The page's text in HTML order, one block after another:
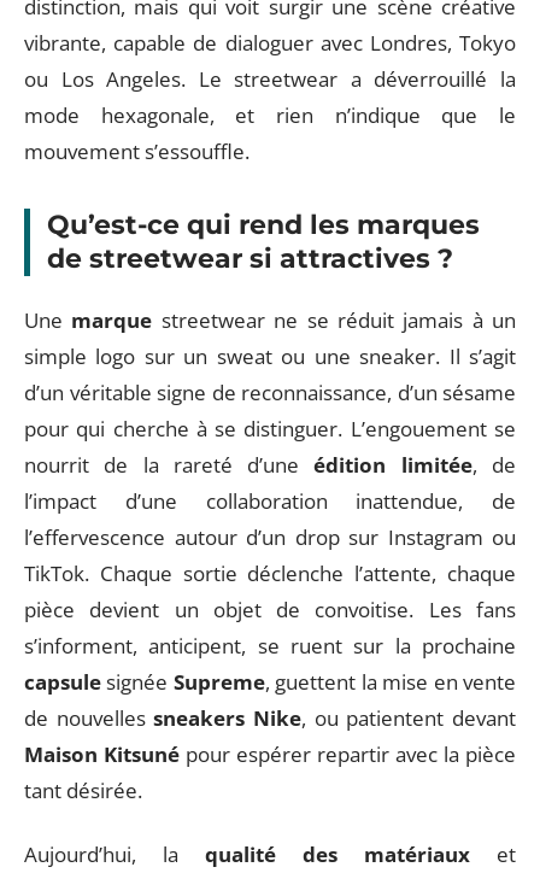
distinction, mais qui voit surgir une scène créative
vibrante, capable de dialoguer avec Londres, Tokyo
ou Los Angeles. Le streetwear a déverrouillé la
mode hexagonale, et rien n’indique que le
mouvement s’essouffle.
Qu’est-ce qui rend les marques
de streetwear si attractives ?
Une marque streetwear ne se réduit jamais à un
simple logo sur un sweat ou une sneaker. Il s’agit
d’un véritable signe de reconnaissance, d’un sésame
pour qui cherche à se distinguer. L’engouement se
nourrit de la rareté d’uneédition limitée, de
l’impact d’une collaboration inattendue, de
l’effervescence autour d’un drop sur Instagram ou
TikTok. Chaque sortie déclenche l’attente, chaque
pièce devient un objet de convoitise. Les fans
s’informent, anticipent, se ruent sur la prochaine
capsulesignée Supreme, guettent la mise en vente
de nouvellessneakers Nike, ou patientent devant
Maison Kitsuné pour espérer repartir avec la pièce
tant désirée.
Aujourd’hui, la qualité des matériaux et